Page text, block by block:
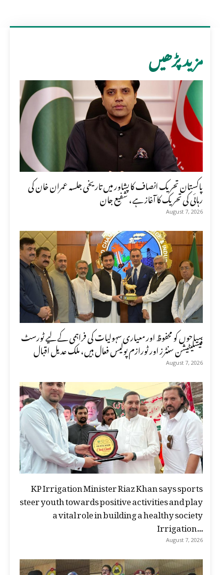
مزید پڑھیں
پاکستان تحریک انصاف کا پشاور میں تاریخی جلسہ عمران خان کی
رہائی کی تحریک کا آغاز ہے، شفیع جان
August 7, 2026
سیاحوں کو محفوظ اور معیاری سہولیات کی فراہمی کے لیے ٹورسٹ
فیسلیٹیشن سنٹرز اور ٹورازم پولیس فعال ہیں، ملک عدیل اقبال
August 7, 2026
KP Irrigation Minister Riaz Khan says sports
steer youth towards positive activities and play
a vital role in building a healthy society
Irrigation...
August 7, 2026